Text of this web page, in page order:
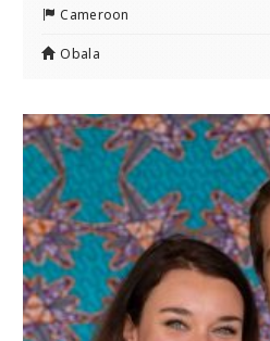
Cameroon
Obala